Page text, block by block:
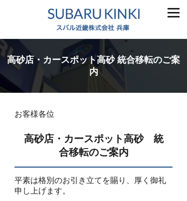
高砂店・カースポット高砂 統合移転のご案
内
お客様各位
高砂店・カースポット高砂 統
合移転のご案内
平素は格別のお引き立てを賜り、厚く御礼
申し上げます。